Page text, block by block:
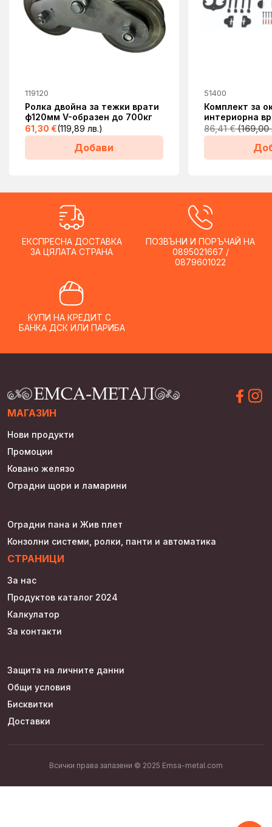
119120
Ролка двойна за тежки врати
ф120мм V-образен до 700кг
61,30 €(119,89 лв.)
Добави
51400
Комплект за
интериорна
86,41€
ЕКСПРЕСНА ДОСТАВКА
ЗА ЦЯЛАТА СТРАНА
ПОЗВЪНИ И ПОРЪЧАЙ НА
0895021667 /
0879601022
КУПИ НА КРЕДИТ С
БАНКА ДСК ИЛИ ПАРИБА
МАГАЗИН
Нови продукти
Промоции
Ковано желязо
Оградни щори и ламарини
Оградни пана и Жив плет
Конзолни системи, ролки, панти и автоматика
СТРАНИЦИ
За нас
Продуктов каталог 2024
Калкулатор
За контакти
Защита на личните данни
Общи условия
Бисквитки
Доставки
Всички права запазени © 2025 Emsa-metal.com